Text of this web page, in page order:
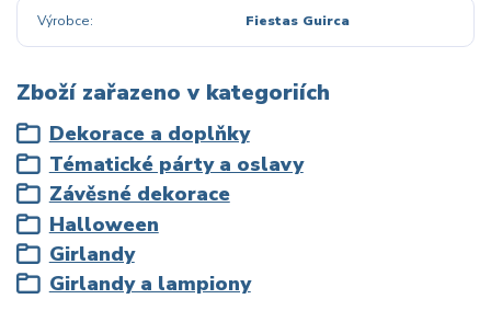
Výrobce Fiestas Guirca
Zboží zařazeno v kategoriích
Dekorace a doplňky
Tématické párty a oslavy
Závěsné dekorace
Halloween
Girlandy
Girlandy a lampiony